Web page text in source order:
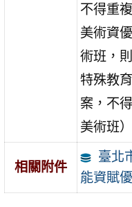
不得重
美術資
術班，
特殊教
案，不
美術班
相關附件
臺北
能資賦